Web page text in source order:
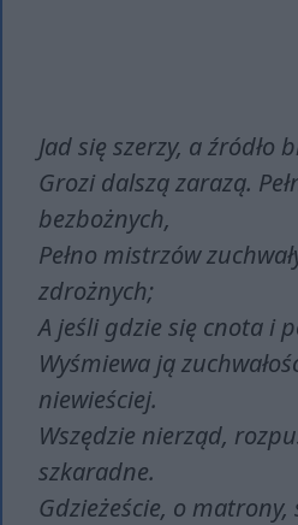
Jad się szerzy, a źródło
Grozi dalszą zarazą.
bezbożnych,
Pełno mistrzów
zdrożnych;
A jeśli gdzie się cnota i
Wyśmiewa ją
niewieściej.
Wszędzie nierząd,
szkaradne.
Gdzieżeście, o matrony,